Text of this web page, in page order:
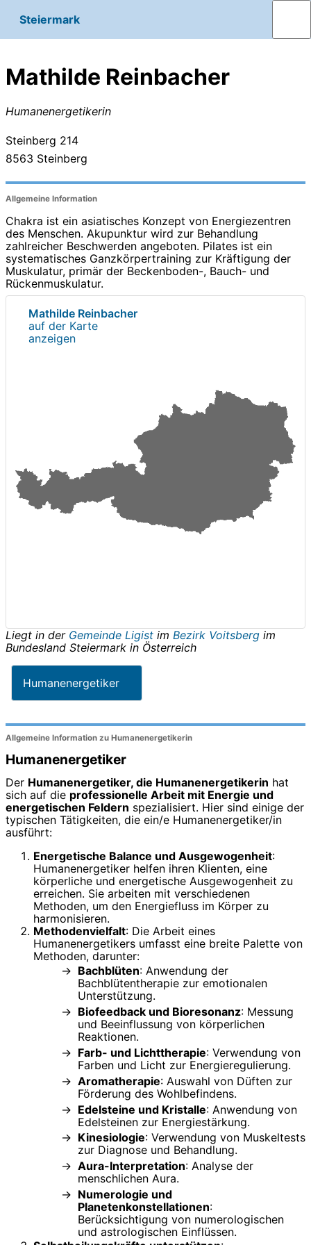
Steiermark
Mathilde Reinbacher
Humanenergetikerin
Steinberg 214
8563 Steinberg
Allgemeine Information
Chakra ist ein asiatisches Konzept von Energiezentren
des Menschen. Akupunktur wird zur Behandlung
zahlreicher Beschwerden angeboten. Pilates ist ein
systematisches Ganzkörpertraining zur Kräftigung der
Muskulatur, primär der Beckenboden-, Bauch- und
Rückenmuskulatur.
Mathilde Reinbacher
auf der Karte
anzeigen
Liegt in der Gemeinde Ligist im Bezirk Voitsberg im
Bundesland Steiermark in Österreich
Humanenergetiker
Allgemeine Information zu Humanenergetikerin
Humanenergetiker
Der Humanenergetiker, die Humanenergetikerin hat
sich auf die professionelle Arbeit mit Energie und
energetischen Feldern spezialisiert. Hier sind einige der
typischen Tätigkeiten, die ein/e Humanenergetiker/in
ausführt:
Energetische Balance und Ausgewogenheit:
Humanenergetiker helfen ihren Klienten, eine
körperliche und energetische Ausgewogenheit zu
erreichen. Sie arbeiten mit verschiedenen
Methoden, um den Energiefluss im Körper zu
harmonisieren.
Methodenvielfalt: Die Arbeit eines
Humanenergetikers umfasst eine breite Palette von
Methoden, darunter:
Bachblüten: Anwendung der
Bachblütentherapie zur emotionalen
Unterstützung.
Biofeedback und Bioresonanz: Messung
und Beeinflussung von körperlichen
Reaktionen.
Farb- und Lichttherapie: Verwendung von
Farben und Licht zur Energieregulierung.
Aromatherapie: Auswahl von Düften zur
Förderung des Wohlbefindens.
Edelsteine und Kristalle: Anwendung von
Edelsteinen zur Energiestärkung.
Kinesiologie: Verwendung von Muskeltests
zur Diagnose und Behandlung.
Aura-Interpretation: Analyse der
menschlichen Aura.
Numerologie und
Planetenkonstellationen:
Berücksichtigung von numerologischen
und astrologischen Einflüssen.